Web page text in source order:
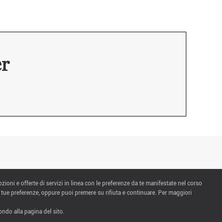
e offerte di servizi in linea con le preferenze da te manifestate nel corso
preferenze, oppure puoi premere su rifiuta e continuare. Per maggiori
alla pagina del sito.